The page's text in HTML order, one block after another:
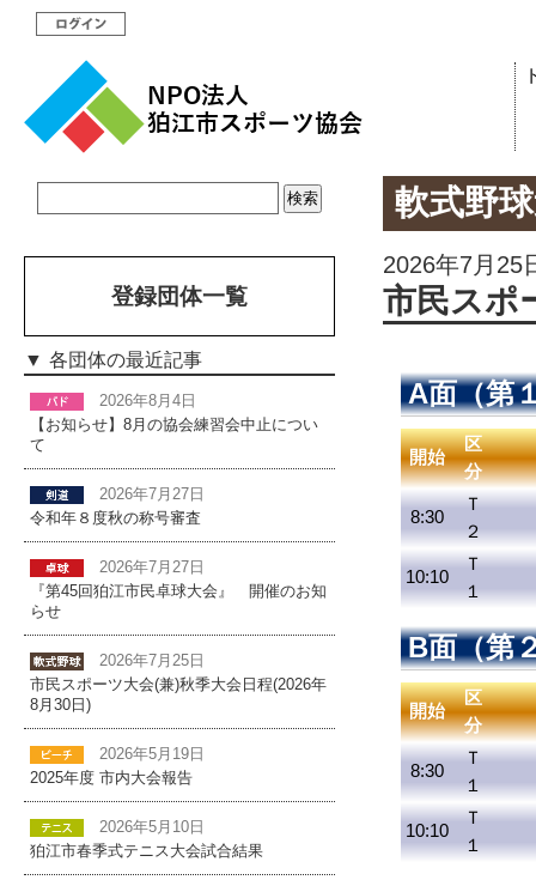
軟式野
2026年7月25
市民スポ
A面（第
開始
区
分
8:30
Ｔ
２
10:10
Ｔ
１
B面（第
開始
区
分
8:30
Ｔ
１
10:10
Ｔ
１
登録団体一覧
各団体の最近記事
2026年8月4日
【お知らせ】8月の協会練習会中止につい
て
2026年7月27日
令和年８度秋の称号審査
2026年7月27日
『第45回狛江市民卓球大会』 開催のお知
らせ
2026年7月25日
市民スポーツ大会(兼)秋季大会日程(2026年
8月30日)
2026年5月19日
2025年度 市内大会報告
2026年5月10日
狛江市春季式テニス大会試合結果